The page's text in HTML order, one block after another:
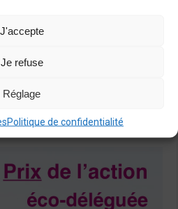
J'accepte
Je refuse
Réglage
Politique de confidentialité